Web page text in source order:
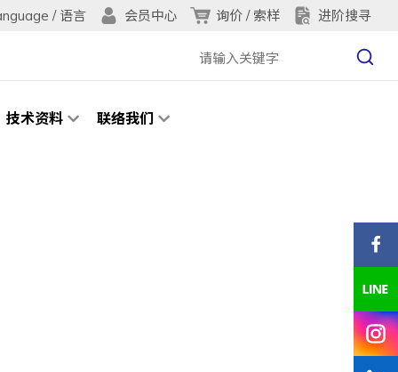
/ 语言 会员中心 询价 / 索样 进阶搜寻
技术资料 联络我们